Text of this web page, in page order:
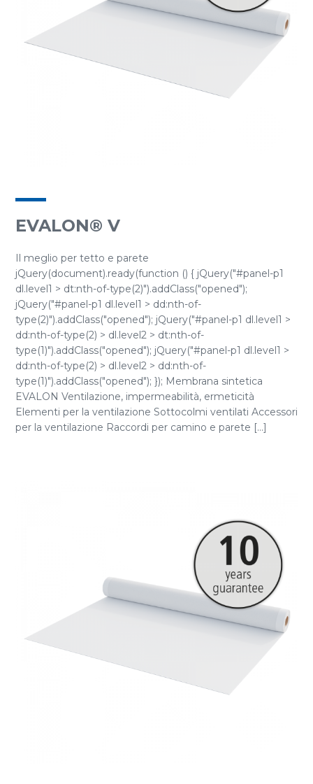
EVALON® V
Il meglio per tetto e parete
jQuery(document).ready(function () { jQuery("#panel-p1
dl.level1 > dt:nth-of-type(2)").addClass("opened");
jQuery("#panel-p1 dl.level1 > dd:nth-of-
type(2)").addClass("opened"); jQuery("#panel-p1 dl.level1 >
dd:nth-of-type(2) > dl.level2 > dt:nth-of-
type(1)").addClass("opened"); jQuery("#panel-p1 dl.level1 >
dd:nth-of-type(2) > dl.level2 > dd:nth-of-
type(1)").addClass("opened"); }); Membrana sintetica
EVALON Ventilazione, impermeabilità, ermeticità
Elementi per la ventilazione Sottocolmi ventilati Accessori
per la ventilazione Raccordi per camino e parete [...]